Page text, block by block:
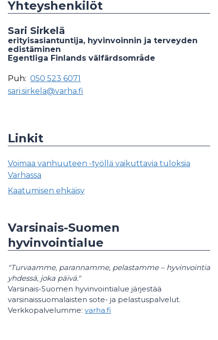
Yhteyshenkilöt
Sari Sirkelä
erityisasiantuntija, hyvinvoinnin ja terveyden
edistäminen
Egentliga Finlands välfärdsområde
Puh: 050 523 6071
sari.sirkela@varha.fi
Linkit
Voimaa vanhuuteen -työllä vaikuttavia tuloksia
Varhassa
Kaatumisen ehkäisy
Varsinais-Suomen
hyvinvointialue
"Turvaamme, parannamme, pelastamme – hyvinvointia
yhdessä, joka päivä."
Varsinais-Suomen hyvinvointialue järjestää
varsinaissuomalaisten sote- ja pelastuspalvelut.
Verkkopalvelumme: varha.fi